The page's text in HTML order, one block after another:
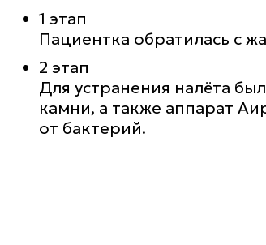
1 этап
Пациентка обратилась с
2 этап
Для устранения налёта
камни, а также аппарат
от бактерий.